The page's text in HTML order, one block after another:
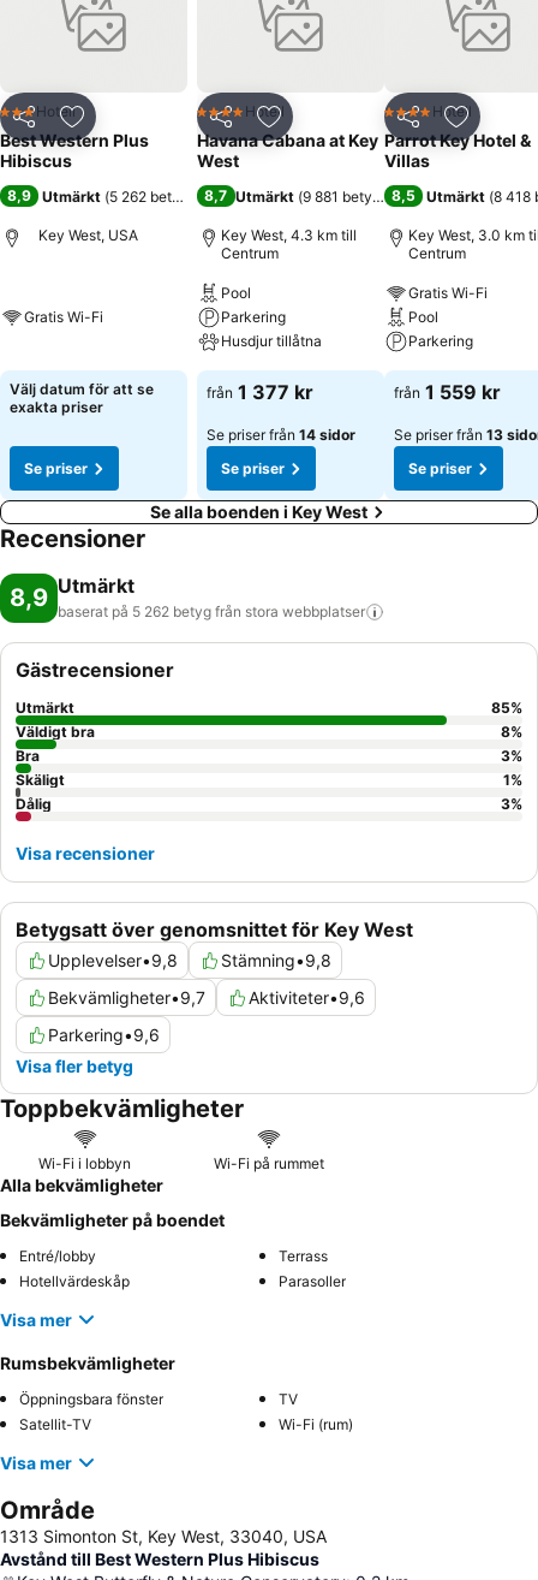
Dela Lägg till i Mina Favoriter
3 Stjärnor
Hotell
Best Western Plus
Hibiscus
8,9 Utmärkt (5 262 betyg
Key West, USA
Gratis Wi-Fi
Välj datum för att se
exakta priser
Se priser
Dela Lägg till i Mina Favoriter
4 StjärnorHotell
Havana Cabana at Key
West
8,7 Utmärkt (9 881 betyg)
Key West, 4.3 km till
Centrum
Pool
Parkering
Husdjur tillåtna
från 1 377 kr
Se priser från 14 sidor
Se priser
Dela Lägg till
4 StjärnorHotell
Parrot Key Hotel &
Villas
8,5 Utmärkt (8 418
Key West, 3.0 km
Centrum
Gratis Wi-Fi
Pool
Parkering
från 1 559 kr
Se priser från 13
Se priser
Se alla boenden i Key West
Recensioner
8,9 Utmärkt
baserat på 5 262 betyg från stora webbplatser
Betygsatt över genomsnittet för Key West
Upplevelser•9,8 Stämning•9,8
Bekvämligheter•9,7 Aktiviteter•9,6
Parkering•9,6
Visa fler betyg
Gästrecensioner
Utmärkt 85%
Väldigt bra
8%
Bra
3%
Skäligt
1%
Dålig
3%
Visa recensioner
Toppbekvämligheter
Wi-Fi i lobbyn Wi-Fi på rummet
Alla bekvämligheter
Bekvämligheter på boendet
Entré/lobby
Terrass
Hotellvärdeskåp
Parasoller
Visa mer
Rumsbekvämligheter
Öppningsbara fönster
TV
Satellit-TV
Wi-Fi (rum)
Visa mer
Område
1313 Simonton St, Key West, 33040, USA
Avstånd till Best Western Plus Hibiscus